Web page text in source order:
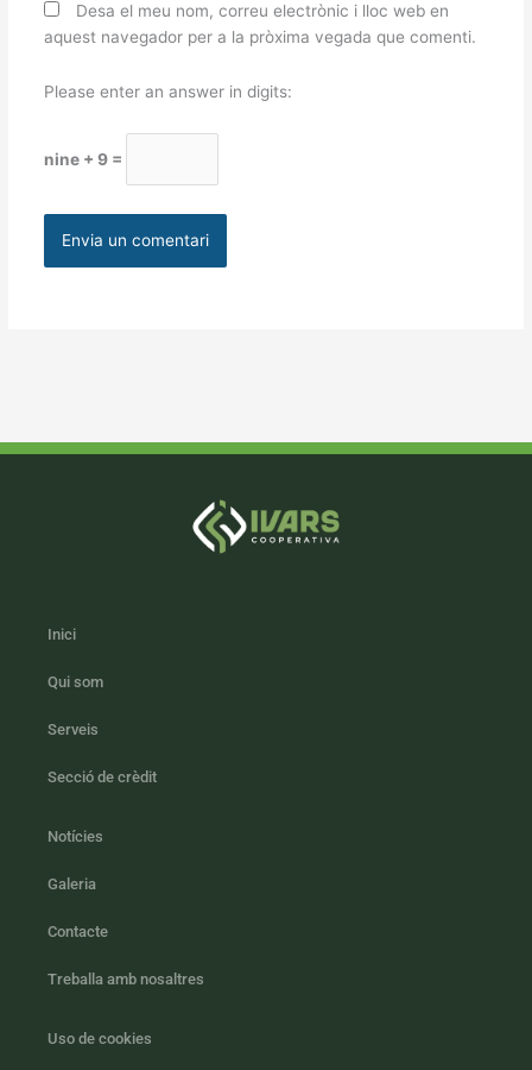
Desa el meu nom, correu electrònic i lloc web en
aquest navegador per a la pròxima vegada que comenti.
Please enter an answer in digits:
nine + 9 =
Inici
Qui som
Serveis
Secció de crèdit
Notícies
Galeria
Contacte
Treballa amb nosaltres
Uso de cookies